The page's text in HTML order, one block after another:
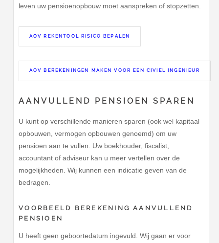
leven uw pensioenopbouw moet aanspreken of stopzetten.
AOV REKENTOOL RISICO BEPALEN
AOV BEREKENINGEN MAKEN VOOR EEN CIVIEL INGENIEUR
AANVULLEND PENSIOEN SPAREN
U kunt op verschillende manieren sparen (ook wel kapitaal
opbouwen, vermogen opbouwen genoemd) om uw
pensioen aan te vullen. Uw boekhouder, fiscalist,
accountant of adviseur kan u meer vertellen over de
mogelijkheden. Wij kunnen een indicatie geven van de
bedragen.
VOORBEELD BEREKENING AANVULLEND
PENSIOEN
U heeft geen geboortedatum ingevuld. Wij gaan er voor